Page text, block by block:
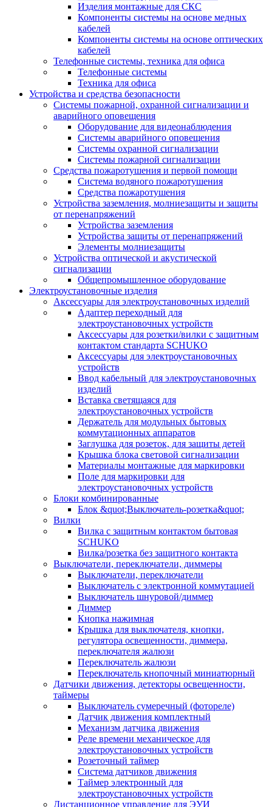
Изделия монтажные для СКС
Компоненты системы на основе медных
кабелей
Компоненты системы на основе оптических
кабелей
Телефонные системы, техника для офиса
Телефонные системы
Техника для офиса
Устройства и средства безопасности
Системы пожарной, охранной сигнализации и
аварийного оповещения
Оборудование для видеонаблюдения
Системы аварийного оповещения
Системы охранной сигнализации
Системы пожарной сигнализации
Средства пожаротушения и первой помощи
Система водяного пожаротушения
Средства пожаротушения
Устройства заземления, молниезащиты и защиты
от перенапряжений
Устройства заземления
Устройства защиты от перенапряжений
Элементы молниезащиты
Устройства оптической и акустической
сигнализации
Общепромышленное оборудование
Электроустановочные изделия
Аксессуары для электроустановочных изделий
Адаптер переходный для
электроустановочных устройств
Аксессуары для розетки/вилки с защитным
контактом стандарта SCHUKO
Аксессуары для электроустановочных
устройств
Ввод кабельный для электроустановочных
изделий
Вставка светящаяся для
электроустановочных устройств
Держатель для модульных бытовых
коммутационных аппаратов
Заглушка для розеток, для защиты детей
Крышка блока световой сигнализации
Материалы монтажные для маркировки
Поле для маркировки для
электроустановочных устройств
Блоки комбинированные
Блок &quot;Выключатель-розетка&quot;
Вилки
Вилка с защитным контактом бытовая
SCHUKO
Вилка/розетка без защитного контакта
Выключатели, переключатели, диммеры
Выключатели, переключатели
Выключатель с электронной коммутацией
Выключатель шнуровой/диммер
Диммер
Кнопка нажимная
Крышка для выключателя, кнопки,
регулятора освещенности, диммера,
переключателя жалюзи
Переключатель жалюзи
Переключатель кнопочный миниатюрный
Датчики движения, детекторы освещенности,
таймеры
Выключатель сумеречный (фотореле)
Датчик движения комплектный
Механизм датчика движения
Реле времени механическое для
электроустановочных устройств
Розеточный таймер
Система датчиков движения
Таймер электронный для
электроустановочных устройств
Дистанционное управление для ЭУИ